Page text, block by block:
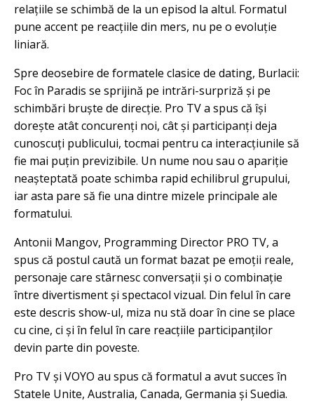
relațiile se schimbă de la un episod la altul. Formatul
pune accent pe reacțiile din mers, nu pe o evoluție
liniară.
Spre deosebire de formatele clasice de dating, Burlacii:
Foc în Paradis se sprijină pe intrări-surpriză și pe
schimbări bruște de direcție. Pro TV a spus că își
dorește atât concurenți noi, cât și participanți deja
cunoscuți publicului, tocmai pentru ca interacțiunile să
fie mai puțin previzibile. Un nume nou sau o apariție
neașteptată poate schimba rapid echilibrul grupului,
iar asta pare să fie una dintre mizele principale ale
formatului.
Antonii Mangov, Programming Director PRO TV, a
spus că postul caută un format bazat pe emoții reale,
personaje care stârnesc conversații și o combinație
între divertisment și spectacol vizual. Din felul în care
este descris show-ul, miza nu stă doar în cine se place
cu cine, ci și în felul în care reacțiile participanților
devin parte din poveste.
Pro TV și VOYO au spus că formatul a avut succes în
Statele Unite, Australia, Canada, Germania și Suedia.